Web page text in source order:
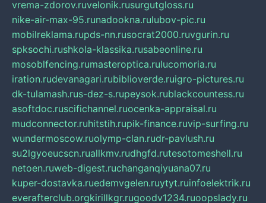
vrema-zdorov.ruvelonik.rusurgutgloss.ru
nike-air-max-95.runadookna.rulubov-pic.ru
mobilreklama.rupds-nn.rusocrat2000.ruvgurin.ru
spksochi.rushkola-klassika.rusabeonline.ru
mosoblfencing.rumasteroptica.rulucomoria.ru
iration.rudevanagari.rubiblioverde.ruigro-pictures.ru
dk-tulamash.rus-dez-s.rupeysok.rublackcountess.ru
asoftdoc.ruscifichannel.ruocenka-appraisal.ru
mudconnector.ruhitstih.rupik-finance.ruvip-surfing.ru
wundermoscow.ruolymp-clan.rudr-pavlush.ru
su2lgyoeucscn.ruallkmv.rudhgfd.rutesotomeshell.ru
netoen.ruweb-digest.ruchanganqiyuana07.ru
kuper-dostavka.ruedemvgelen.ruytyt.ruinfoelektrik.ru
everafterclub.orgkirillkgr.rugoodv1234.ruoopslady.ru